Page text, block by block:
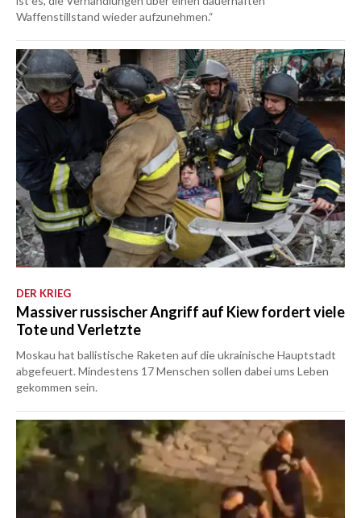
Waffenstillstand wieder aufzunehmen.“
DER KRIEG
Massiver russischer Angriff auf Kiew fordert viele
Tote und Verletzte
Moskau hat ballistische Raketen auf die ukrainische Hauptstadt
abgefeuert. Mindestens 17 Menschen sollen dabei ums Leben
gekommen sein.